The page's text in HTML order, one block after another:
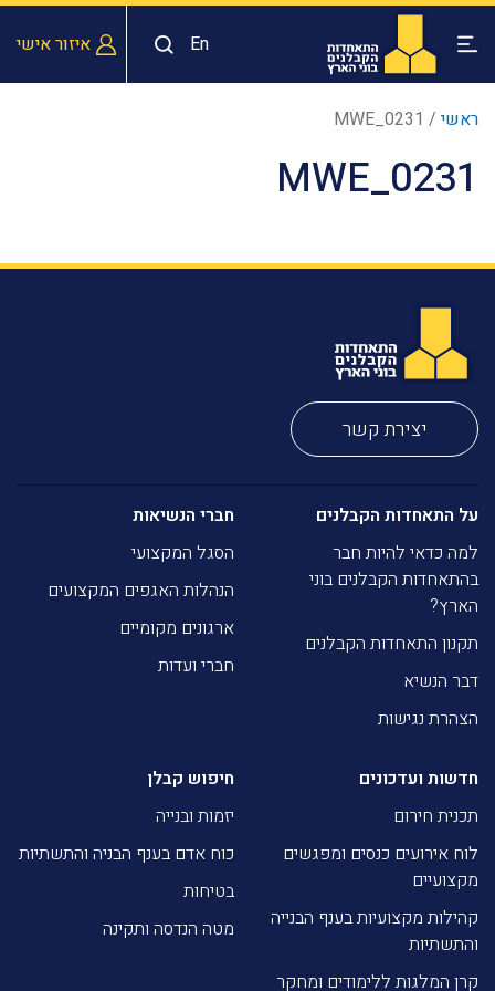
En איזור אישי
ראשי /
MWE_0231
MWE_0231
יצירת קשר
על התאחדות הקבלנים
למה כדאי להיות חבר
בהתאחדות הקבלנים בוני
הארץ?
תקנון התאחדות הקבלנים
דבר הנשיא
הצהרת נגישות
חברי הנשיאות
הסגל המקצועי
הנהלות האגפים המקצועים
ארגונים מקומיים
חברי ועדות
חדשות ועדכונים
תכנית חירום
לוח אירועים כנסים ומפגשים
מקצועיים
קהילות מקצועיות בענף הבנייה
והתשתיות
קרן המלגות ללימודים ומחקר
חיפוש קבלן
יזמות ובנייה
כוח אדם בענף הבניה והתשתיות
בטיחות
מטה הנדסה ותקינה